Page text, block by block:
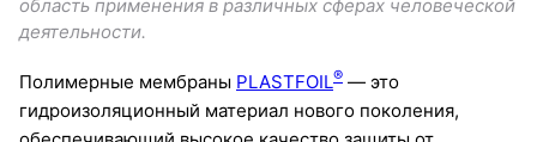
область применения в различных сферах человеческой
деятельности.
Полимерные мембраны PLASTFOIL® — это
гидроизоляционный материал нового поколения,